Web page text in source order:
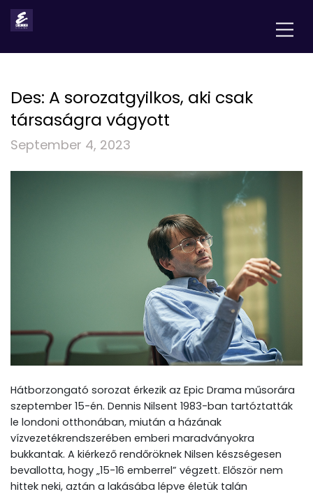
Des: A sorozatgyilkos, aki csak
társaságra vágyott
September 4, 2023
Hátborzongató sorozat érkezik az Epic Drama műsorára
szeptember 15-én. Dennis Nilsent 1983-ban tartóztatták
le londoni otthonában, miután a házának
vízvezetékrendszerében emberi maradványokra
bukkantak. A kiérkező rendőröknek Nilsen készségesen
bevallotta, hogy „15-16 emberrel” végzett. Először nem
hittek neki, aztán a lakásába lépve életük talán